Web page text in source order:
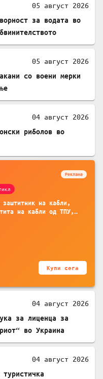
05 август 2026
за водата во
05 август 2026
со воени мерки
04 август 2026
риболов во
Реклама
на кабли,
на кабли од ТПУ,
на кабли, без
телефони, комплет
Купи сега
04 август 2026
за лиценца за
во Украина
04 август 2026